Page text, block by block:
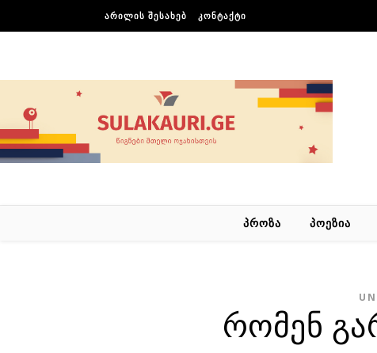
ᲐᲠᲘᲚᲘᲡ ᲨᲔᲡᲐᲮᲔᲑ ᲙᲝᲜᲢᲐᲥᲢᲘ
ᲞᲠᲝᲖᲐ ᲞᲝᲔᲖᲘᲐ
რომენ